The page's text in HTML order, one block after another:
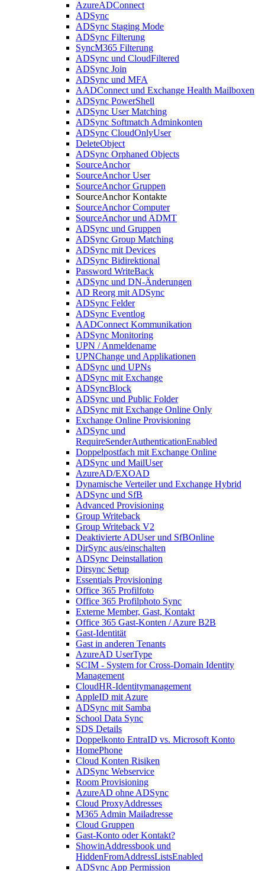
AzureADConnect
ADSync
ADSync Staging Mode
ADSync Filterung
SyncM365 Filterung
ADSync und CloudFiltered
ADSync Join
ADSync und MFA
AADConnect und Exchange Health Mailboxen
ADSync PowerShell
ADSync User Matching
ADSync Softmatch Adminkonten
ADSync CloudOnlyUser
DeleteObject
ADSync Orphaned Objects
SourceAnchor
SourceAnchor User
SourceAnchor Gruppen
SourceAnchor Kontakte
SourceAnchor Computer
SourceAnchor und ADMT
ADSync und Gruppen
ADSync Group Matching
ADSync mit Devices
ADSync Bidirektional
Password WriteBack
ADSync und DN-Änderungen
AD Reorg mit ADSync
ADSync Felder
ADSync Eventlog
AADConnect Kommunikation
ADSync Monitoring
UPN / Anmeldename
UPNChange und Applikationen
ADSync und UPNs
ADSync mit Exchange
ADSyncBlock
ADSync und Public Folder
ADSync mit Exchange Online Only
Exchange Online Provisioning
ADSync und
RequireSenderAuthenticationEnabled
Doppelpostfach mit Exchange Online
ADSync und MailUser
AzureAD/EXOAD
Dynamische Verteiler und Exchange Hybrid
ADSync und SfB
Advanced Provisioning
Group Writeback
Group Writeback V2
Deaktivierte ADUser und SfBOnline
DirSync aus/einschalten
ADSync Deinstallation
Dirsync Setup
Essentials Provisioning
Office 365 Profilfoto
Office 365 Profilphoto Sync
Externe Member, Gast, Kontakt
Office 365 Gast-Konten / Azure B2B
Gast-Identität
Gast in anderen Tenants
AzureAD UserType
SCIM - System for Cross-Domain Identity
Management
CloudHR-Identitymanagement
AppleID mit Azure
ADSync mit Samba
School Data Sync
SDS Details
Doppelkonto EntraID vs. Microsoft Konto
HomePhone
Cloud Konten Risiken
ADSync Webservice
Room Provisioning
AzureAD ohne ADSync
Cloud ProxyAddresses
M365 Admin Mailadresse
Cloud Gruppen
Gast-Konto oder Kontakt?
ShowinAddressbook und
HiddenFromAddressListsEnabled
ADSync App Permission